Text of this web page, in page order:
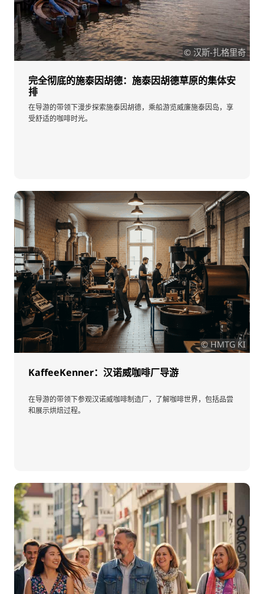
© 汉斯-扎格里奇
完全彻底的施泰因胡德：施泰因胡德草原的集体安
排
在导游的带领下漫步探索施泰因胡德，乘船游览威廉施泰因岛，享
受舒适的咖啡时光。
© HMTG KI
KaffeeKenner：汉诺威咖啡厂导游
在导游的带领下参观汉诺威咖啡制造厂，了解咖啡世界，包括品尝
和展示烘焙过程。